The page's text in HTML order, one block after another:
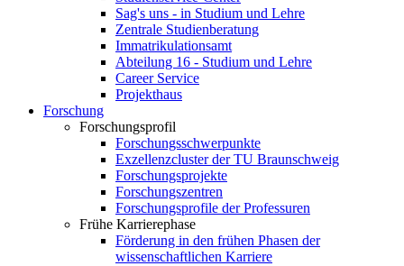
Sag's uns - in Studium und Lehre
Zentrale Studienberatung
Immatrikulationsamt
Abteilung 16 - Studium und Lehre
Career Service
Projekthaus
Forschung
Forschungsprofil
Forschungsschwerpunkte
Exzellenzcluster der TU Braunschweig
Forschungsprojekte
Forschungszentren
Forschungsprofile der Professuren
Frühe Karrierephase
Förderung in den frühen Phasen der
wissenschaftlichen Karriere